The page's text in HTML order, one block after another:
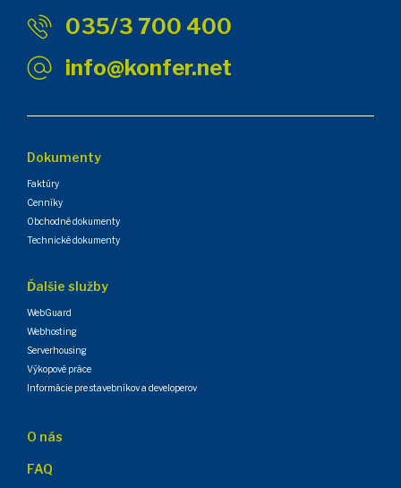
035/3 700 400
info@konfer.net
Dokumenty
Faktúry
Cenníky
Obchodné dokumenty
Technické dokumenty
Ďalšie služby
WebGuard
Webhosting
Serverhousing
Výkopové práce
Informácie pre stavebníkov a developerov
O nás
FAQ